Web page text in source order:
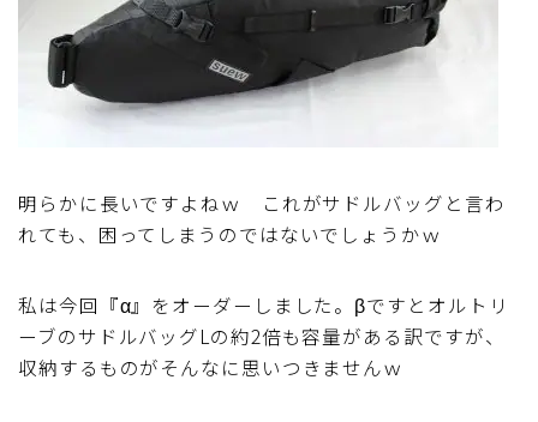
ブルベレポート2017
ブルベレポート2016
ブルべレポート2014
ブルべレポート2012
明らかに長いですよねｗ これがサドルバッグと言わ
れても、困ってしまうのではないでしょうかｗ
私は今回『α』をオーダーしました。βですとオルトリ
ーブのサドルバッグLの約2倍も容量がある訳ですが、
収納するものがそんなに思いつきませんｗ